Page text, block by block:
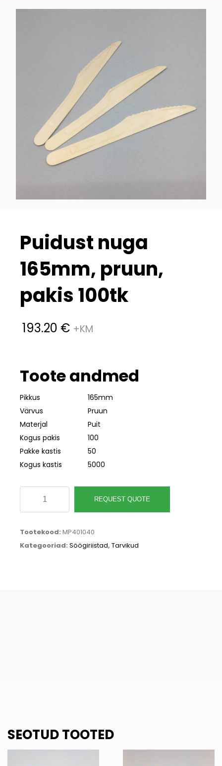
Puidust nuga
165mm, pruun,
pakis 100tk
193.20 €
Toote andmed
Pikkus
165mm
Värvus
Pruun
Materjal
Puit
Kogus pakis
100
Pakke kastis
50
Kogus kastis
5000
pruun,
pakis
REQUEST QUOTE
Tootekood: MP401040
Kategooriad: Söögiriistad, Tarvikud
SEOTUD TOOTED